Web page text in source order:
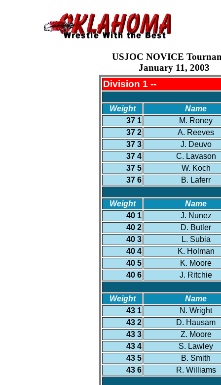
USJOC NOVICE
January 11, 2003
Division 1 --
Weight
Name
37 1
M. Roney
37 2
A. Reeves
37 3
J. Deuvo
37 4
C. Lavason
37 5
W. Koch
37 6
B. Laferr
Weight
Name
40 1
J. Nunez
40 2
D. Butler
40 3
L. Subia
40 4
K. Holman
40 5
K. Moore
40 6
J. Ritchie
Weight
Name
43 1
N. Wright
43 2
D. Hausam
43 3
Z. Moore
43 4
S. Lawley
43 5
B. Smith
43 6
R. Williams